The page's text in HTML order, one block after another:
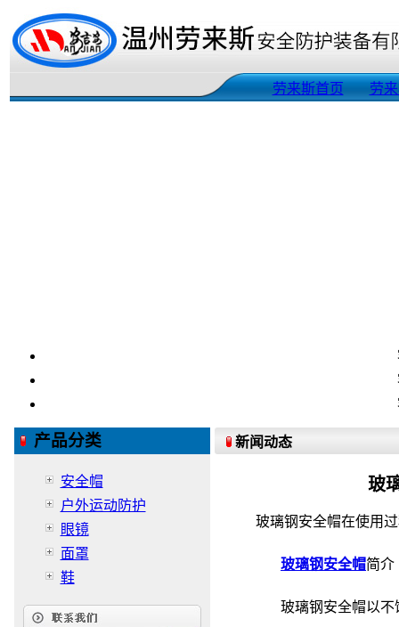
劳来斯首页 劳
产品分类
安全帽
户外运动防护
眼镜
面罩
鞋
新闻动态
玻
玻璃钢安全帽在使用
玻璃钢安全帽简介
玻璃钢安全帽以不